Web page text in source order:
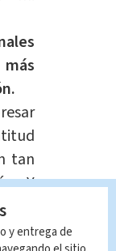
tan
Y
mi
y entrega de